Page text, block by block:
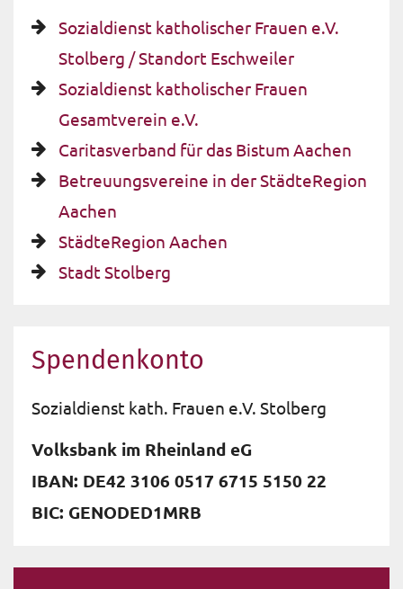
Sozialdienst katholischer Frauen e.V.
Stolberg / Standort Eschweiler
Sozialdienst katholischer Frauen
Gesamtverein e.V.
Caritasverband für das Bistum Aachen
Betreuungsvereine in der StädteRegion
Aachen
StädteRegion Aachen
Stadt Stolberg
Spendenkonto
Sozialdienst kath. Frauen e.V. Stolberg
Volksbank im Rheinland eG
IBAN: DE42 3106 0517 6715 5150 22
BIC: GENODED1MRB